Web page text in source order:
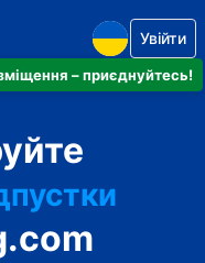
– приєднуйтесь!
Увійти